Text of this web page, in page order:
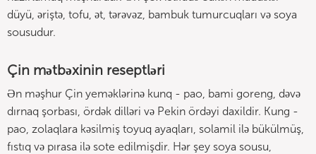
düyü, əriştə, tofu, ət, tərəvəz, bambuk tumurcuqları və soya
sousudur.
Çin mətbəxinin reseptləri
Ən məşhur Çin yeməklərinə kunq - pao, bami goreng, dəvə
dırnaq şorbası, ördək dilləri və Pekin ördəyi daxildir. Kung -
pao, zolaqlara kəsilmiş toyuq ayaqları, solamil ilə bükülmüş,
fıstıq və pırasa ilə sote edilmişdir. Hər şey soya sousu,